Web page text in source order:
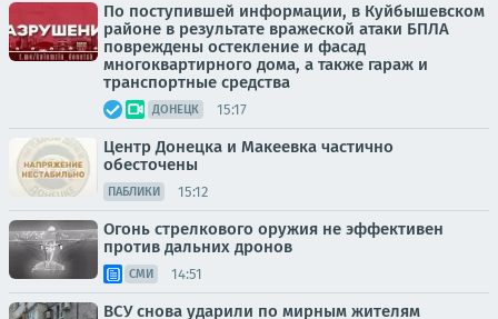
По поступившей информации, в Куйбышевском
районе в результате вражеской атаки БПЛА
повреждены остекление и фасад
многоквартирного дома, а также гараж и
транспортные средства
ДОНЕЦК 15:17
Центр Донецка и Макеевка частично
обесточены
ПАБЛИКИ 15:12
Огонь стрелкового оружия не эффективен
против дальних дронов
СМИ 14:51
ВСУ снова ударили по мирным жителям